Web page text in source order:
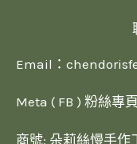
Email：
Meta ( FB ) 粉絲專
商號: 朵莉絲慢手作